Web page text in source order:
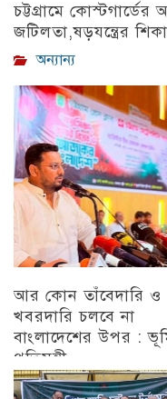
চট্টগ্রামে
জটিলতা,ষড়যন্ত্রের
অন্যান্য
আর কোন তাঁবেদারি ও
খবরদারি চলবে না
বাংলাদেশের উপর :
প্রতিমন্ত্রী
চট্টগ্রাম